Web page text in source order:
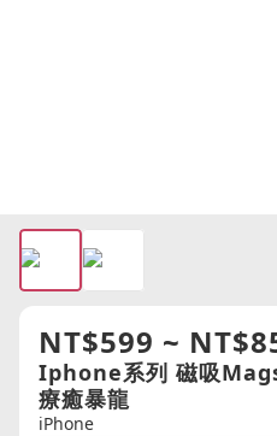
NT$599 ~
Iphone系列 磁吸
療癒暴龍
iPhone